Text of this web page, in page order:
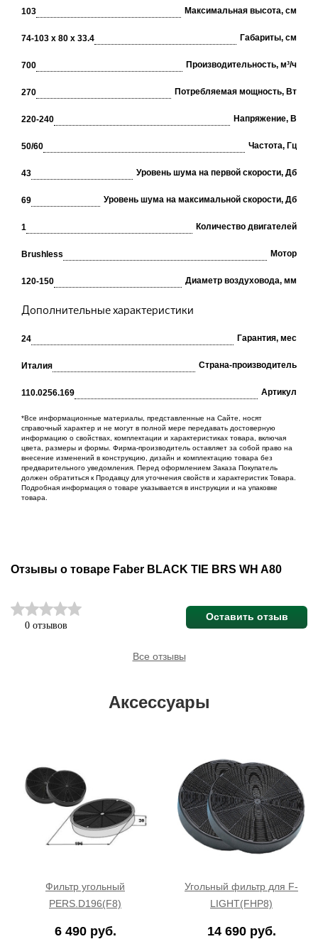
103 Максимальная высота, см
74-103 х 80 х 33.4 Габариты, см
700 Производительность, м³/ч
270 Потребляемая мощность, Вт
220-240 Напряжение, В
50/60 Частота, Гц
43 Уровень шума на первой скорости, Дб
69 Уровень шума на максимальной скорости, Дб
1 Количество двигателей
Brushless Мотор
120-150 Диаметр воздуховода, мм
Дополнительные характеристики
24 Гарантия, мес
Италия Cтрана-производитель
110.0256.169 Артикул
*Все информационные материалы, представленные на Сайте, носят
справочный характер и не могут в полной мере передавать достоверную
информацию о свойствах, комплектации и характеристиках товара, включая
цвета, размеры и формы. Фирма-производитель оставляет за собой право на
внесение изменений в конструкцию, дизайн и комплектацию товара без
предварительного уведомления. Перед оформлением Заказа Покупатель
должен обратиться к Продавцу для уточнения свойств и характеристик Товара.
Подробная информация о товаре указывается в инструкции и на упаковке
товара.
Отзывы о товаре Faber BLACK TIE BRS WH A80
0 отзывов
Оставить отзыв
Все отзывы
Аксессуары
Фильтр угольный
PERS.D196(F8)
6 490 руб.
Угольный фильтр для F-
LIGHT(FHP8)
14 690 руб.